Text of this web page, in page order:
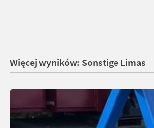
Więcej wyników: Sonstige Limas